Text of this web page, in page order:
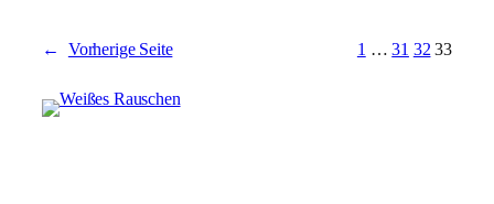
← Vorherige Seite 1 … 31 32 33